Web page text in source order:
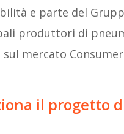
e parte del
produttori di
mercato
il progetto